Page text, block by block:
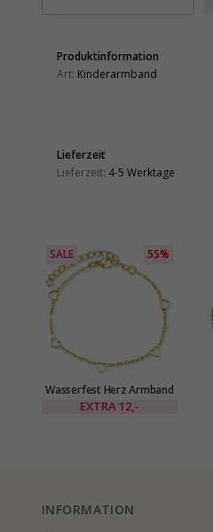
Produktinformation
Art: Kinderarmband
Lieferzeit
Lieferzeit: 4-5 Werktage
SALE 55%
Wasserfest Herz Armband
aus vergoldetem Stahl -
EXTRA 12,-
INFORMATION